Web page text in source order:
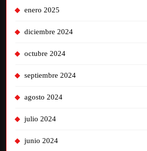
enero 2025
diciembre 2024
octubre 2024
septiembre 2024
agosto 2024
julio 2024
junio 2024